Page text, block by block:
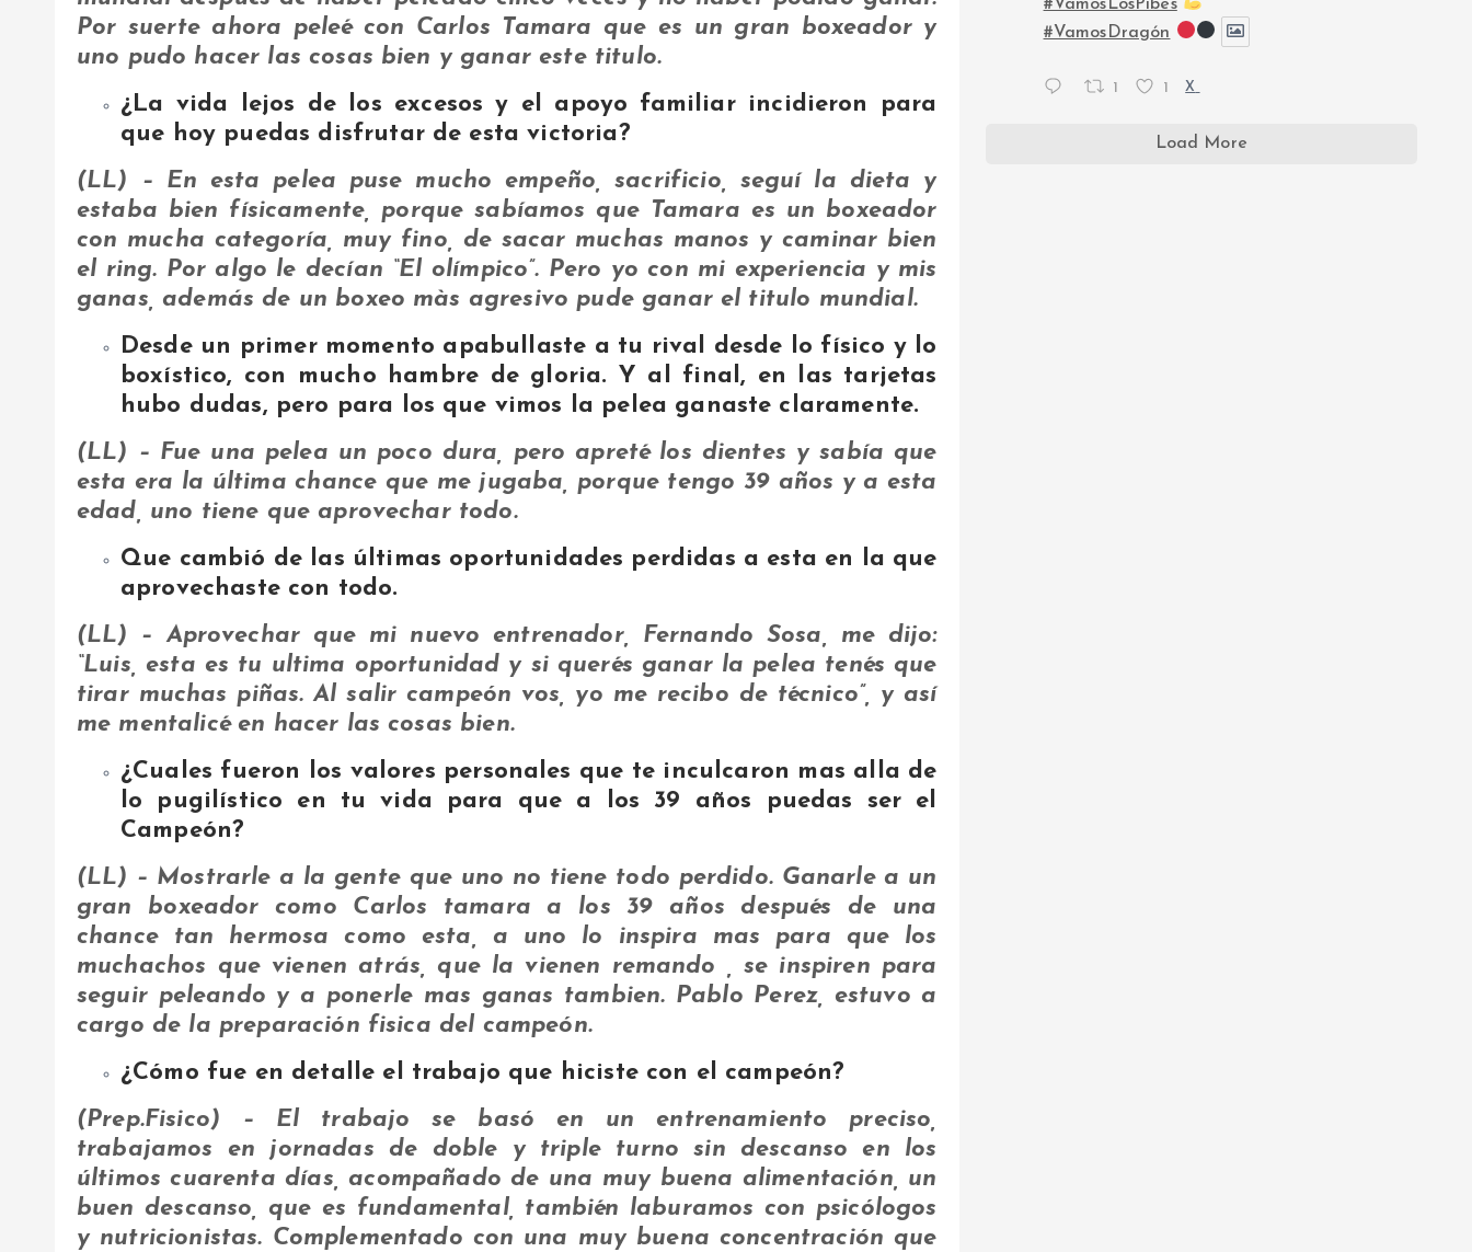
Por suerte ahora peleé con Carlos Tamara que es un gran boxeador y
uno pudo hacer las cosas bien y ganar este titulo.
¿La vida lejos de los excesos y el apoyo familiar incidieron para
que hoy puedas disfrutar de esta victoria?
(LL) – En esta pelea puse mucho empeño, sacrificio, seguí la dieta y
estaba bien físicamente, porque sabíamos que Tamara es un boxeador
con mucha categoría, muy fino, de sacar muchas manos y caminar bien
el ring. Por algo le decían “El olímpico”. Pero yo con mi experiencia y mis
ganas, además de un boxeo màs agresivo pude ganar el titulo mundial.
Desde un primer momento apabullaste a tu rival desde lo físico y lo
boxístico, con mucho hambre de gloria. Y al final, en las tarjetas
hubo dudas, pero para los que vimos la pelea ganaste claramente.
(LL) – Fue una pelea un poco dura, pero apreté los dientes y sabía que
esta era la última chance que me jugaba, porque tengo 39 años y a esta
edad, uno tiene que aprovechar todo.
Que cambió de las últimas oportunidades perdidas a esta en la que
aprovechaste con todo.
(LL) – Aprovechar que mi nuevo entrenador, Fernando Sosa, me dijo:
“Luis, esta es tu ultima oportunidad y si querés ganar la pelea tenés que
tirar muchas piñas. Al salir campeón vos, yo me recibo de técnico”, y así
me mentalicé en hacer las cosas bien.
¿Cuales fueron los valores personales que te inculcaron mas alla de
lo pugilístico en tu vida para que a los 39 años puedas ser el
Campeón?
(LL) – Mostrarle a la gente que uno no tiene todo perdido. Ganarle a un
gran boxeador como Carlos tamara a los 39 años después de una
chance tan hermosa como esta, a uno lo inspira mas para que los
muchachos que vienen atrás, que la vienen remando , se inspiren para
seguir peleando y a ponerle mas ganas tambien. Pablo Perez, estuvo a
cargo de la preparación fisica del campeón.
¿Cómo fue en detalle el trabajo que hiciste con el campeón?
(Prep.Fisico) – El trabajo se basó en un entrenamiento preciso,
trabajamos en jornadas de doble y triple turno sin descanso en los
últimos cuarenta días, acompañado de una muy buena alimentación, un
buen descanso, que es fundamental, también laburamos con psicólogos
y nutricionistas. Complementado con una muy buena concentración que
#VamosLosPibes
#VamosDragón
1 1 X
Load More